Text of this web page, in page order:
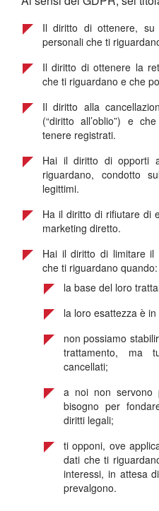
Il diritto di ottenere,
personali che ti
Il diritto di ottenere la
che ti riguardano e che
Il diritto alla
(“diritto all’oblio”) e
tenere registrati.
Hai il diritto di opporti
riguardano, condotto
legittimi.
Ha il diritto di rifiutare di
marketing diretto.
Hai il diritto di limitare il
che ti riguardano quando:
la base del loro
la loro esattezza è
non possiamo
trattamento, ma
cancellati;
a noi non
bisogno per
diritti legali;
ti opponi, ove
dati che ti
interessi, in attesa
prevalgono.